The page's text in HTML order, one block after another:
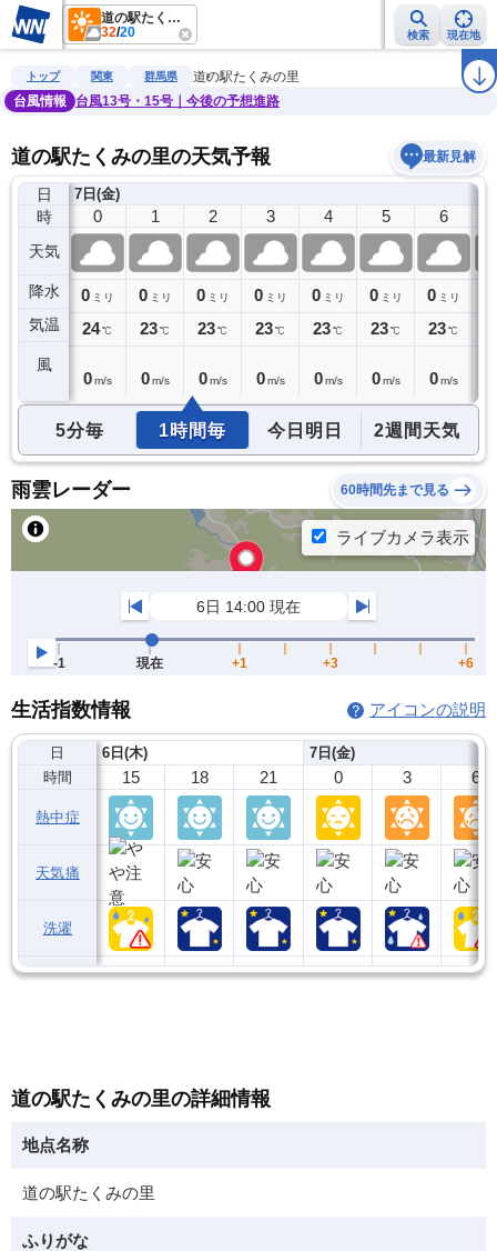
道の駅たくみの里
32/20 検索 現在地
雨雲レーダー 台風情報 地震情報 警報・注意報 ラ
トップ 関東 群馬県
道の駅たくみの里
台風情報
台風13号・15号｜今後の予想進路
道の駅たくみの里の天気予報 最新見解
日
時
天気
降水
気温
風
6日(木)
23
0ミリ
24℃
7日(金)
0
0 ミリ
24℃
0 m/s
1
0 ミリ
23℃
0 m/s
2
0 ミリ
23℃
0 m/s
3
0 ミリ
23℃
0 m/s
4
0 ミリ
23℃
0 m/s
5
0 ミリ
23℃
0 m/s
6
0 ミリ
23℃
0 m/s
5分毎 1時間毎 今日明日 2週間天気
雨雲レーダー 60時間先まで見る
生活指数情報 アイコンの説明
日
時間
熱中症
天気痛
洗濯
6日(木)
15 18 21
7日(金)
0 3 6
道の駅たくみの里の詳細情報
地点名称
道の駅たくみの里
ふりがな